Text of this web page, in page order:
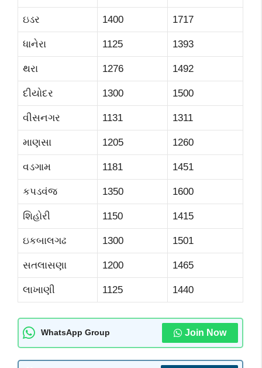
ઇડર 1400 1717
ધાનેરા 1125 1393
થરા 1276 1492
દીયોદર 1300 1500
વીસનગર 1131 1311
માણસા 1205 1260
વડગામ 1181 1451
કપડવંજ 1350 1600
શિહોરી 1150 1415
ઇકબાલગઢ 1300 1501
સતલાસણા 1200 1465
લાખાણી 1125 1440
WhatsApp Group Join Now